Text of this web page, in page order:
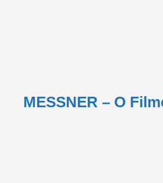
MESSNER – O